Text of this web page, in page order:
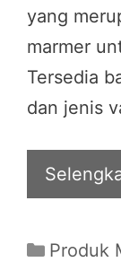
yang
marmer
Tersedia
dan jenis
Produk